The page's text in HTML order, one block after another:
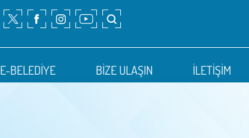
E-BELEDİYE BİZE ULAŞIN İLETİŞİM